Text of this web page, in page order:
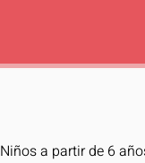
Niños a partir de 6